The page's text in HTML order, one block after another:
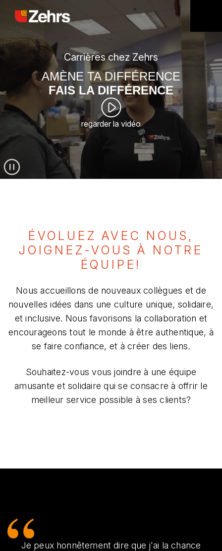
Carrières chez Zehrs
AMÈNE TA DIFFÉRENCE
FAIS LA DIFFÉRENCE
regarder la vidéo
ÉVOLUEZ AVEC NOUS,
JOIGNEZ-VOUS ​ À NOTRE
ÉQUIPE!
Nous accueillons de nouveaux collègues et de
nouvelles idées dans une culture unique, solidaire,
et inclusive. Nous favorisons la collaboration et
encourageons tout le monde à être authentique, à
se faire confiance, et à créer des liens.​
Souhaitez-vous vous joindre à une équipe
amusante et solidaire qui se consacre à offrir le
meilleur service possible à ses clients?​
Je peux honnêtement dire que j'ai la chance